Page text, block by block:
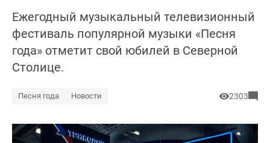
Ежегодный музыкальный телевизионный
фестиваль популярной музыки «Песня
года» отметит свой юбилей в Северной
Столице.
Песня года Новости 2303